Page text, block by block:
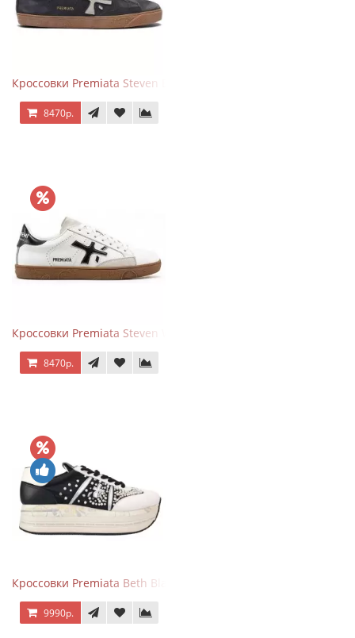
Кроссовки Premiata Steven Black Graphite
8470р.
Кроссовки Premiata Steven White Black
8470р.
Кроссовки Premiata Beth Black White
9990р.